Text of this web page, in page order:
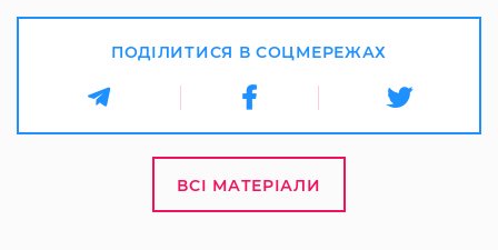
ПОДІЛИТИСЯ В СОЦМЕРЕЖАХ
ВСІ МАТЕРІАЛИ